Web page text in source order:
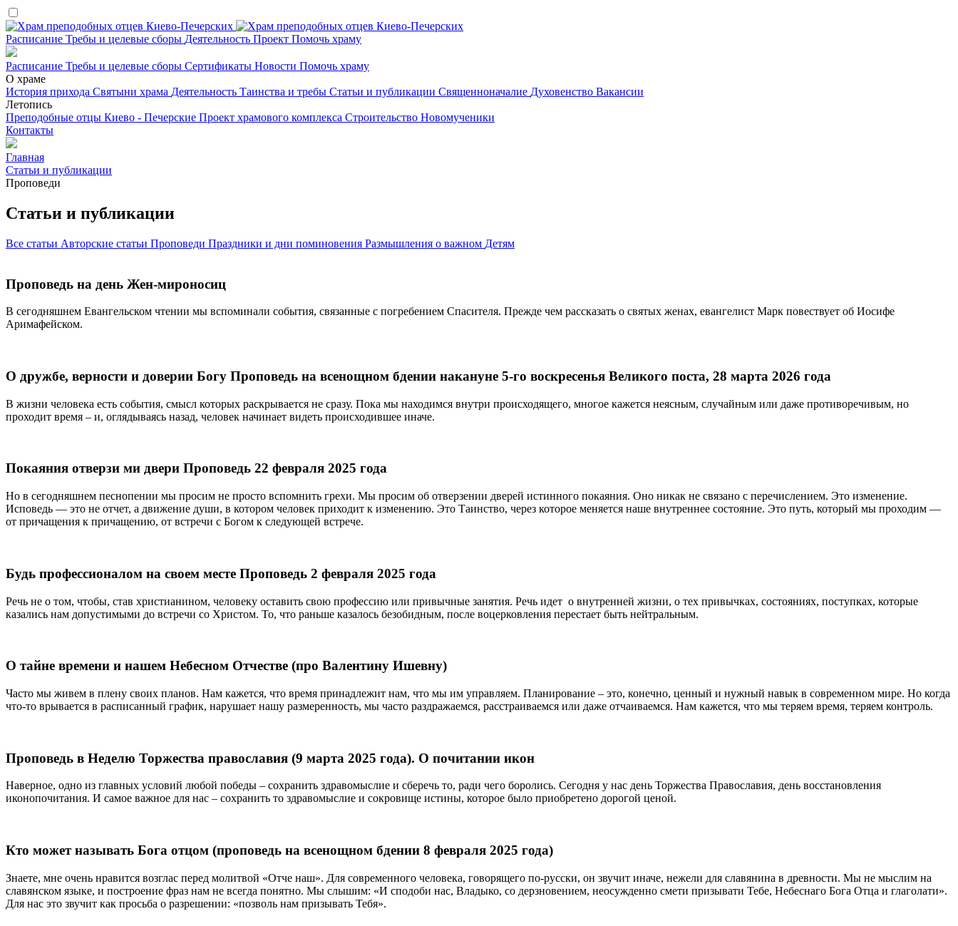
Расписание Требы и целевые сборы Деятельность Проект Помочь храму
Расписание Требы и целевые сборы Сертификаты Новости Помочь храму
О храме
История прихода Святыни храма Деятельность Таинства и требы Статьи и публикации Священноначалие Духовенство Вакансии
Летопись
Преподобные отцы Киево - Печерские Проект храмового комплекса Строительство Новомученики
Контакты
Главная
Статьи и публикации
Проповеди
Статьи и публикации
Все статьи Авторские статьи Проповеди Праздники и дни поминовения Размышления о важном Детям
Проповедь на день Жен-мироносиц
В сегодняшнем Евангельском чтении мы вспоминали события, связанные с погребением Спасителя. Прежде чем рассказать о святых женах, евангелист Марк повествует об Иосифе
Аримафейском.
О дружбе, верности и доверии Богу Проповедь на всенощном бдении накануне 5-го воскресенья Великого поста, 28 марта 2026 года
В жизни человека есть события, смысл которых раскрывается не сразу. Пока мы находимся внутри происходящего, многое кажется неясным, случайным или даже противоречивым, но
проходит время – и, оглядываясь назад, человек начинает видеть происходившее иначе.
Покаяния отверзи ми двери Проповедь 22 февраля 2025 года
Но в сегодняшнем песнопении мы просим не просто вспомнить грехи. Мы просим об отверзении дверей истинного покаяния. Оно никак не связано с перечислением. Это изменение.
Исповедь — это не отчет, а движение души, в котором человек приходит к изменению. Это Таинство, через которое меняется наше внутреннее состояние. Это путь, который мы проходим —
от причащения к причащению, от встречи с Богом к следующей встрече.
Будь профессионалом на своем месте Проповедь 2 февраля 2025 года
Речь не о том, чтобы, став христианином, человеку оставить свою профессию или привычные занятия. Речь идет о внутренней жизни, о тех привычках, состояниях, поступках, которые
казались нам допустимыми до встречи со Христом. То, что раньше казалось безобидным, после воцерковления перестает быть нейтральным.
О тайне времени и нашем Небесном Отчестве (про Валентину Ишевну)
Часто мы живем в плену своих планов. Нам кажется, что время принадлежит нам, что мы им управляем. Планирование – это, конечно, ценный и нужный навык в современном мире. Но когда
что-то врывается в расписанный график, нарушает нашу размеренность, мы часто раздражаемся, расстраиваемся или даже отчаиваемся. Нам кажется, что мы теряем время, теряем контроль.
Проповедь в Неделю Торжества православия (9 марта 2025 года). О почитании икон
Наверное, одно из главных условий любой победы – сохранить здравомыслие и сберечь то, ради чего боролись. Сегодня у нас день Торжества Православия, день восстановления
иконопочитания. И самое важное для нас – сохранить то здравомыслие и сокровище истины, которое было приобретено дорогой ценой.
Кто может называть Бога отцом (проповедь на всенощном бдении 8 февраля 2025 года)
Знаете, мне очень нравится возглас перед молитвой «Отче наш». Для современного человека, говорящего по-русски, он звучит иначе, нежели для славянина в древности. Мы не мыслим на
славянском языке, и построение фраз нам не всегда понятно. Мы слышим: «И сподоби нас, Владыко, со дерзновением, неосужденно смети призывати Тебе, Небеснаго Бога Отца и глаголати».
Для нас это звучит как просьба о разрешении: «позволь нам призывать Тебя».